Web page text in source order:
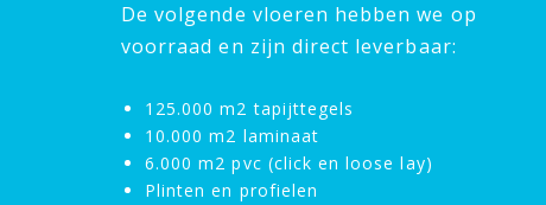
De volgende vloeren hebben we op
voorraad en zijn direct leverbaar:
125.000 m2 tapijttegels
10.000 m2 laminaat
6.000 m2 pvc (click en loose lay)
Plinten en profielen